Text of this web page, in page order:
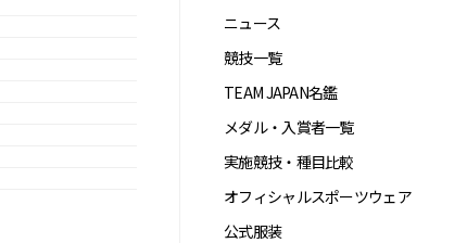
ニュース
競技一覧
TEAM JAPAN名鑑
メダル・入賞者一覧
実施競技・種目比較
オフィシャルスポーツウェア
公式服装